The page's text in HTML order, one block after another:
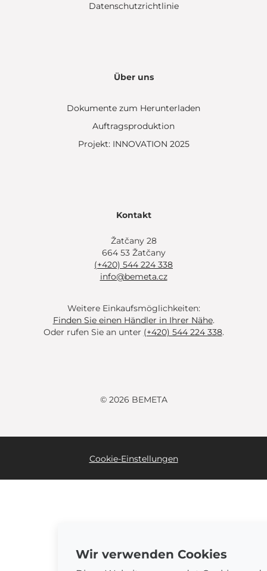
Datenschutzrichtlinie
Über uns
Dokumente zum Herunterladen
Auftragsproduktion
Projekt: INNOVATION 2025
Kontakt
Žatčany 28
664 53 Žatčany
(+420) 544 224 338
info@bemeta.cz
Weitere Einkaufsmöglichkeiten:
Finden Sie einen Händler in Ihrer Nähe.
Oder rufen Sie an unter (+420) 544 224 338.
© 2026 BEMETA
Wir verwenden Cookies
Cookie-Einstellungen